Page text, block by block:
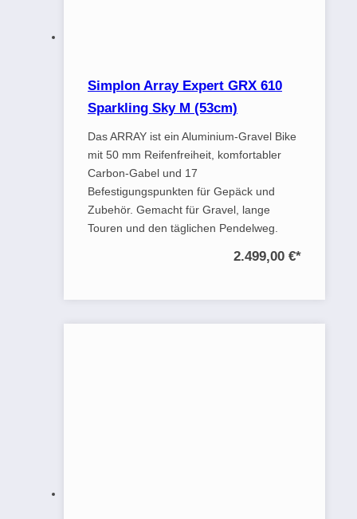
Simplon Array Expert GRX 610
Sparkling Sky M (53cm)
Das ARRAY ist ein Aluminium-Gravel Bike
mit 50 mm Reifenfreiheit, komfortabler
Carbon-Gabel und 17
Befestigungspunkten für Gepäck und
Zubehör. Gemacht für Gravel, lange
Touren und den täglichen Pendelweg.
2.499,00 €*